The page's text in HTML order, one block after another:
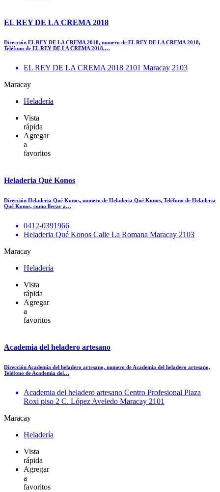
EL REY DE LA CREMA 2018
Dirección EL REY DE LA CREMA 2018, numero de EL REY DE LA CREMA 2018,
Teléfono de EL REY DE LA CREMA 2018,…
EL REY DE LA CREMA 2018 2101 Maracay 2103
Maracay
Heladería
Vista
rápida
Agregar
a
favoritos
Heladeria Qué Konos
Dirección Heladeria Qué Konos, numero de Heladeria Qué Konos, Teléfono de Heladeria
Qué Konos, como llegar a…
0412-0391966
Heladeria Qué Konos Calle La Romana Maracay 2103
Maracay
Heladería
Vista
rápida
Agregar
a
favoritos
Academia del heladero artesano
Dirección Academia del heladero artesano, numero de Academia del heladero artesano,
Teléfono de Academia del…
Academia del heladero artesano Centro Profesional Plaza
Roxi piso 2 C. López Aveledo Maracay 2101
Maracay
Heladería
Vista
rápida
Agregar
a
favoritos